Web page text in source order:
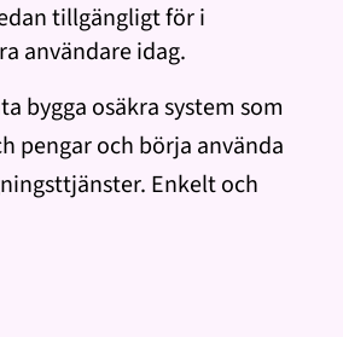
tillgängligt för i
användare idag.
bygga osäkra system som
pengar och börja använda
Enkelt och